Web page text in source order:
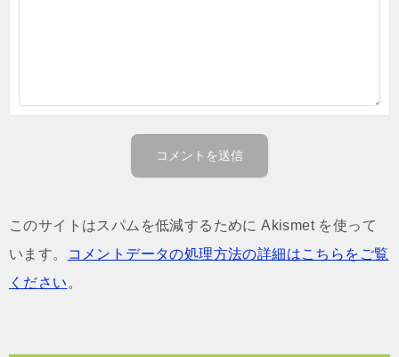
このサイトはスパムを低減するために Akismet を使って
います。
コメントデータの処理方法の詳細はこちらをご覧
ください。